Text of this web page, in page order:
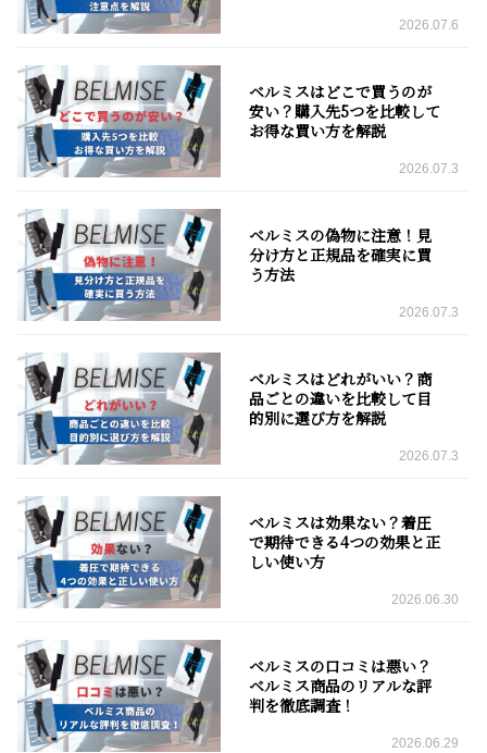
2026.07.6
ベルミスはどこで買うのが
安い？購入先5つを比較して
お得な買い方を解説
2026.07.3
ベルミスの偽物に注意！見
分け方と正規品を確実に買
う方法
2026.07.3
ベルミスはどれがいい？商
品ごとの違いを比較して目
的別に選び方を解説
2026.07.3
ベルミスは効果ない？着圧
で期待できる4つの効果と正
しい使い方
2026.06.30
ベルミスの口コミは悪い？
ベルミス商品のリアルな評
判を徹底調査！
2026.06.29